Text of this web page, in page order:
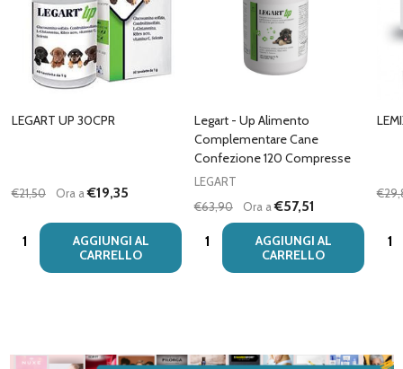
LEGART UP 30CPR
€21,50 Ora a€19,35
Quantità:
AGGIUNGI AL
CARRELLO
Legart - Up Alimento
Complementare Cane
Confezione 120 Compresse
LEGART
€63,90
Ora a€57,51
Quantità:
AGGIUNGI AL
CARRELLO